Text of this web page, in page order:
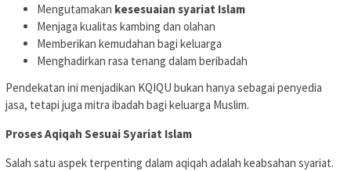
Mengutamakan kesesuaian syariat Islam
Menjaga kualitas kambing dan olahan
Memberikan kemudahan bagi keluarga
Menghadirkan rasa tenang dalam beribadah
Pendekatan ini menjadikan KQIQU bukan hanya sebagai penyedia
jasa, tetapi juga mitra ibadah bagi keluarga Muslim.
Proses Aqiqah Sesuai Syariat Islam
Salah satu aspek terpenting dalam aqiqah adalah keabsahan syariat.